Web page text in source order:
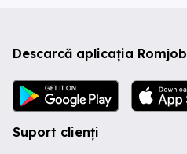
Descarcă aplicația Romjob
Suport clienți